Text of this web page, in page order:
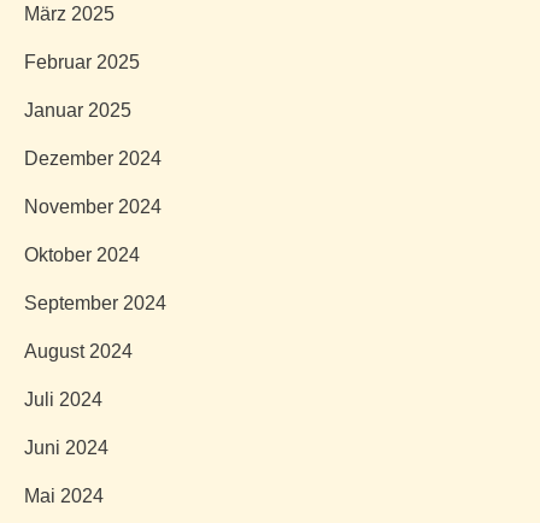
März 2025
Februar 2025
Januar 2025
Dezember 2024
November 2024
Oktober 2024
September 2024
August 2024
Juli 2024
Juni 2024
Mai 2024